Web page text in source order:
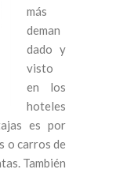
más
deman
dado y
visto
en los
hoteles
es por
o carros de
También